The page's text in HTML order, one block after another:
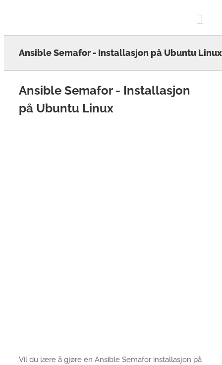
Ansible Semafor - Installasjon på Ubuntu Linux
Ansible Semafor - Installasjon
på Ubuntu Linux
Vil du lære å gjøre en Ansible Semafor installasjon på